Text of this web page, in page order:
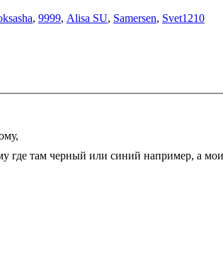
, 9999, Alisa SU, Samersen, Svet1210
где там черный или синий например, а